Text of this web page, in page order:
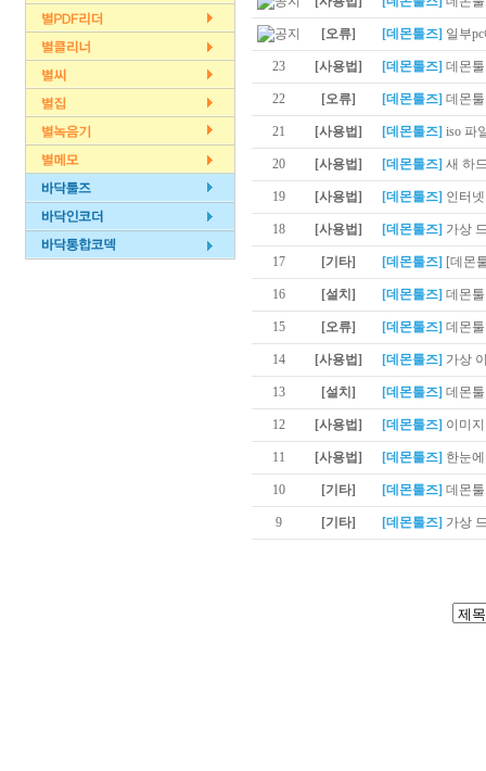
[오류] [데몬툴즈] 일부
23 [사용법] [데몬툴즈] 데몬
22 [오류] [데몬툴즈] 데몬
21 [사용법] [데몬툴즈] iso 파
20 [사용법] [데몬툴즈] 새 하
19 [사용법] [데몬툴즈] 인터
18 [사용법] [데몬툴즈] 가상
17 [기타] [데몬툴즈] [데몬
16 [설치] [데몬툴즈] 데몬
15 [오류] [데몬툴즈] 데몬
14 [사용법] [데몬툴즈] 가상
13 [설치] [데몬툴즈] 데몬
12 [사용법] [데몬툴즈] 이미
11 [사용법] [데몬툴즈] 한눈
10 [기타] [데몬툴즈] 데몬
9 [기타] [데몬툴즈] 가상